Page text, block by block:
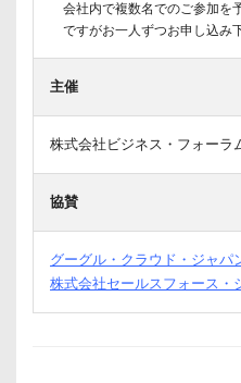
会社内で複数名でのご参加を
ですがお一人ずつお申し込み
主催
株式会社ビジネス・フォーラ
協賛
グーグル・クラウド・ジャパ
株式会社セールスフォース・